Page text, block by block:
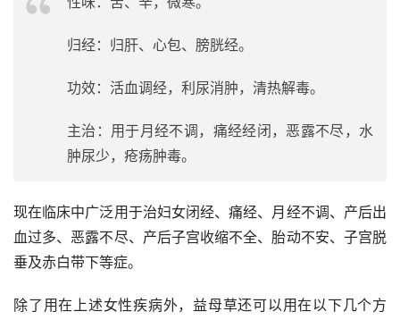
归经：归肝、心包、膀胱经。
功效：活血调经，利尿消肿，清热解毒。
主治：用于月经不调，痛经经闭，恶露不尽，水
肿尿少，疮疡肿毒。
现在临床中广泛用于治妇女闭经、痛经、月经不调、产后出
血过多、恶露不尽、产后子宫收缩不全、胎动不安、子宫脱
垂及赤白带下等症。
除了用在上述女性疾病外，益母草还可以用在以下几个方